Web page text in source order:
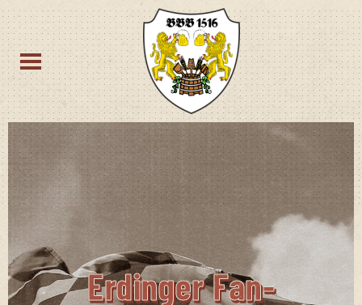
Erdin­ger Fan­